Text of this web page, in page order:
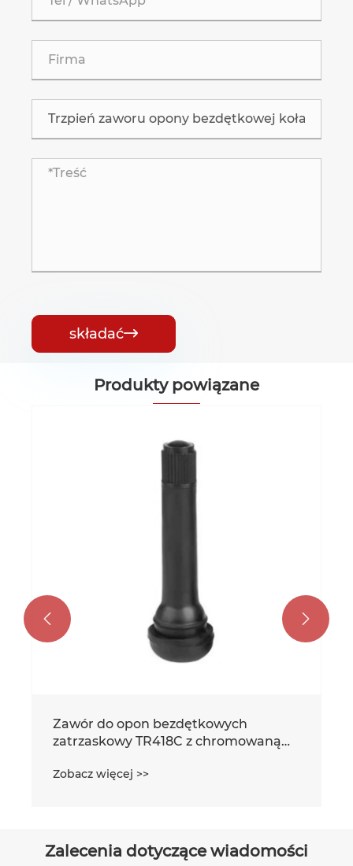
składać
Produkty powiązane
Zawór opony Schrader TR415C
Zobacz więcej >>
 
Zalecenia dotyczące wiadomości